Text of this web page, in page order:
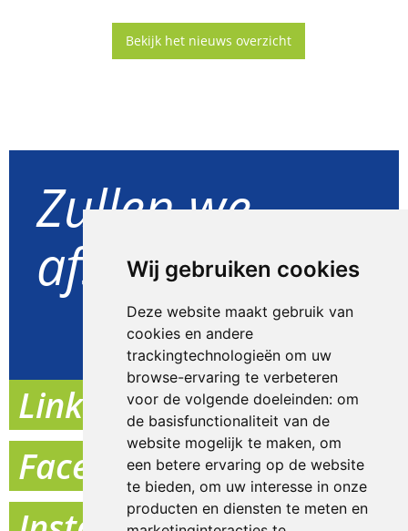
Wij gebruiken cookies
Deze website maakt gebruik van
cookies en andere
trackingtechnologieën om uw
browse-ervaring te verbeteren
voor de volgende doeleinden: om
de basisfunctionaliteit van de
website mogelijk te maken, om
een betere ervaring op de website
te bieden, om uw interesse in onze
producten en diensten te meten en
Bekijk het nieuws overzicht
Zullen we
afspreken?
Goed idee
Linkedin
Facebook